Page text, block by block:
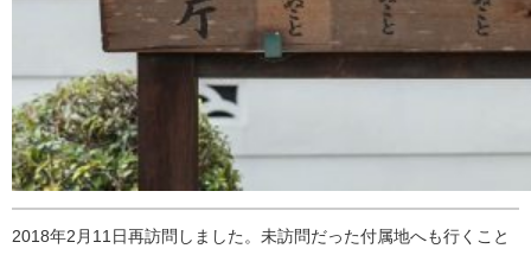
2018年2月11日再訪問しました。未訪問だった付属地へも行くこと